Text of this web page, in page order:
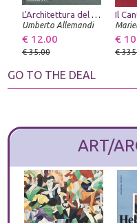
L'Architettura del Dialogo. Piazza Lorenzo Berzieri a Salsomaggiore Terme
Umberto Allemandi
€ 12.00
€ 35.00
€
€
GO TO THE DEAL
ART/